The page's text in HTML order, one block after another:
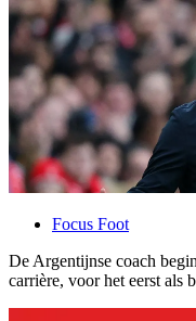
Focus Foot
De Argentijnse coach
carrière, voor het eerst als